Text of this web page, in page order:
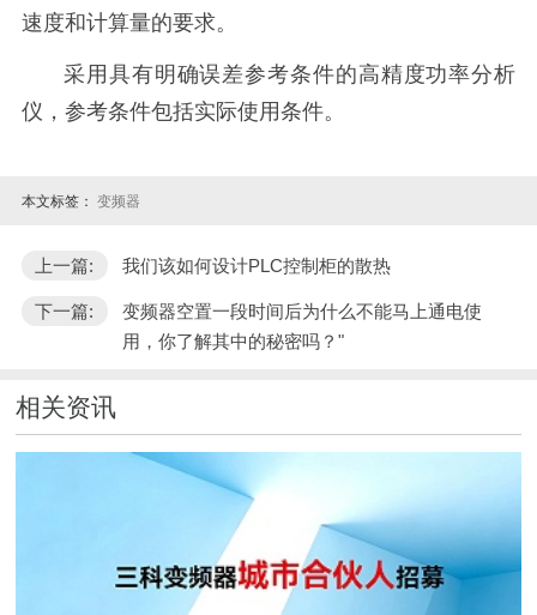
速度和计算量的要求。
采用具有明确误差参考条件的高精度功率分析
仪，参考条件包括实际使用条件。
本文标签： 变频器
上一篇: 我们该如何设计PLC控制柜的散热
下一篇:
变频器空置一段时间后为什么不能马上通电使
用，你了解其中的秘密吗？"
相关资讯